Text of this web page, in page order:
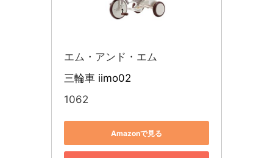
エム・アンド・エム
三輪車 iimo02
1062
Amazonで見る